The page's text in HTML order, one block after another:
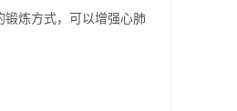
锻炼方式，可以增强心肺